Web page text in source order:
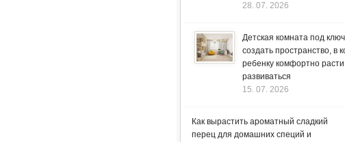
28. 07. 2026
Детская комната под
создать пространство, в
ребенку комфортно расти
развиваться
15. 07. 2026
Как вырастить ароматный сладкий
перец для домашних специй и